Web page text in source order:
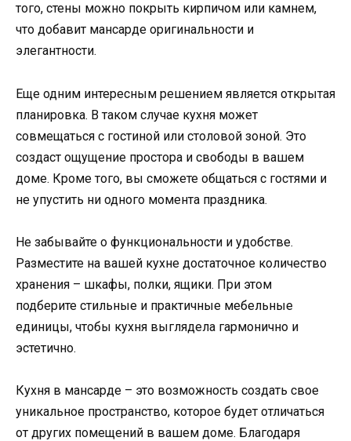
того, стены можно покрыть кирпичом или камнем,
что добавит мансарде оригинальности и
элегантности.
Еще одним интересным решением является открытая
планировка. В таком случае кухня может
совмещаться с гостиной или столовой зоной. Это
создаст ощущение простора и свободы в вашем
доме. Кроме того, вы сможете общаться с гостями и
не упустить ни одного момента праздника.
Не забывайте о функциональности и удобстве.
Разместите на вашей кухне достаточное количество
хранения – шкафы, полки, ящики. При этом
подберите стильные и практичные мебельные
единицы, чтобы кухня выглядела гармонично и
эстетично.
Кухня в мансарде – это возможность создать свое
уникальное пространство, которое будет отличаться
от других помещений в вашем доме. Благодаря